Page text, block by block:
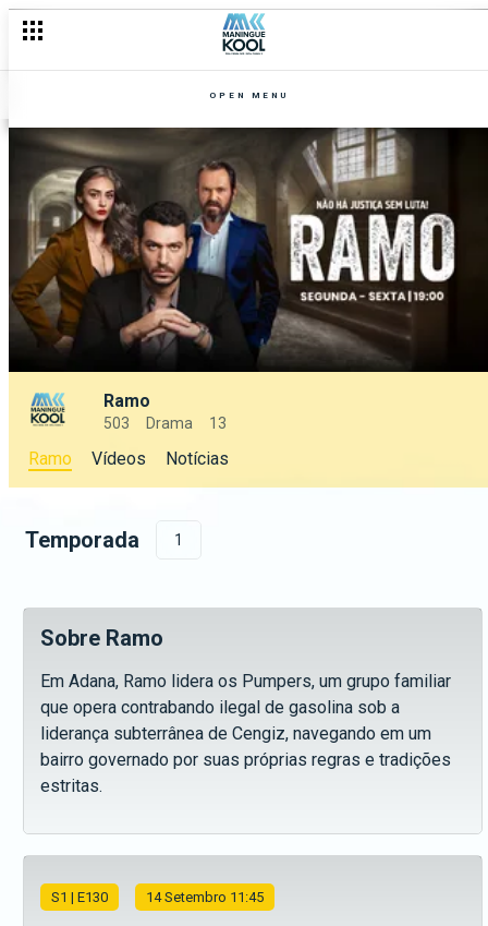
OPEN MENU
Ramo
503 Drama 13
Ramo Vídeos Notícias
Temporada 1
Sobre Ramo
Em Adana, Ramo lidera os Pumpers, um grupo familiar
que opera contrabando ilegal de gasolina sob a
liderança subterrânea de Cengiz, navegando em um
bairro governado por suas próprias regras e tradições
estritas.
S1 | E130 14 Setembro 11:45